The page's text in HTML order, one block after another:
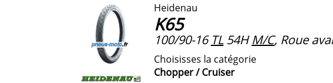
Heidenau
K65
100/90-16 TL54H M/C, Roue
Choisisses la catégorie
Chopper / Cruiser